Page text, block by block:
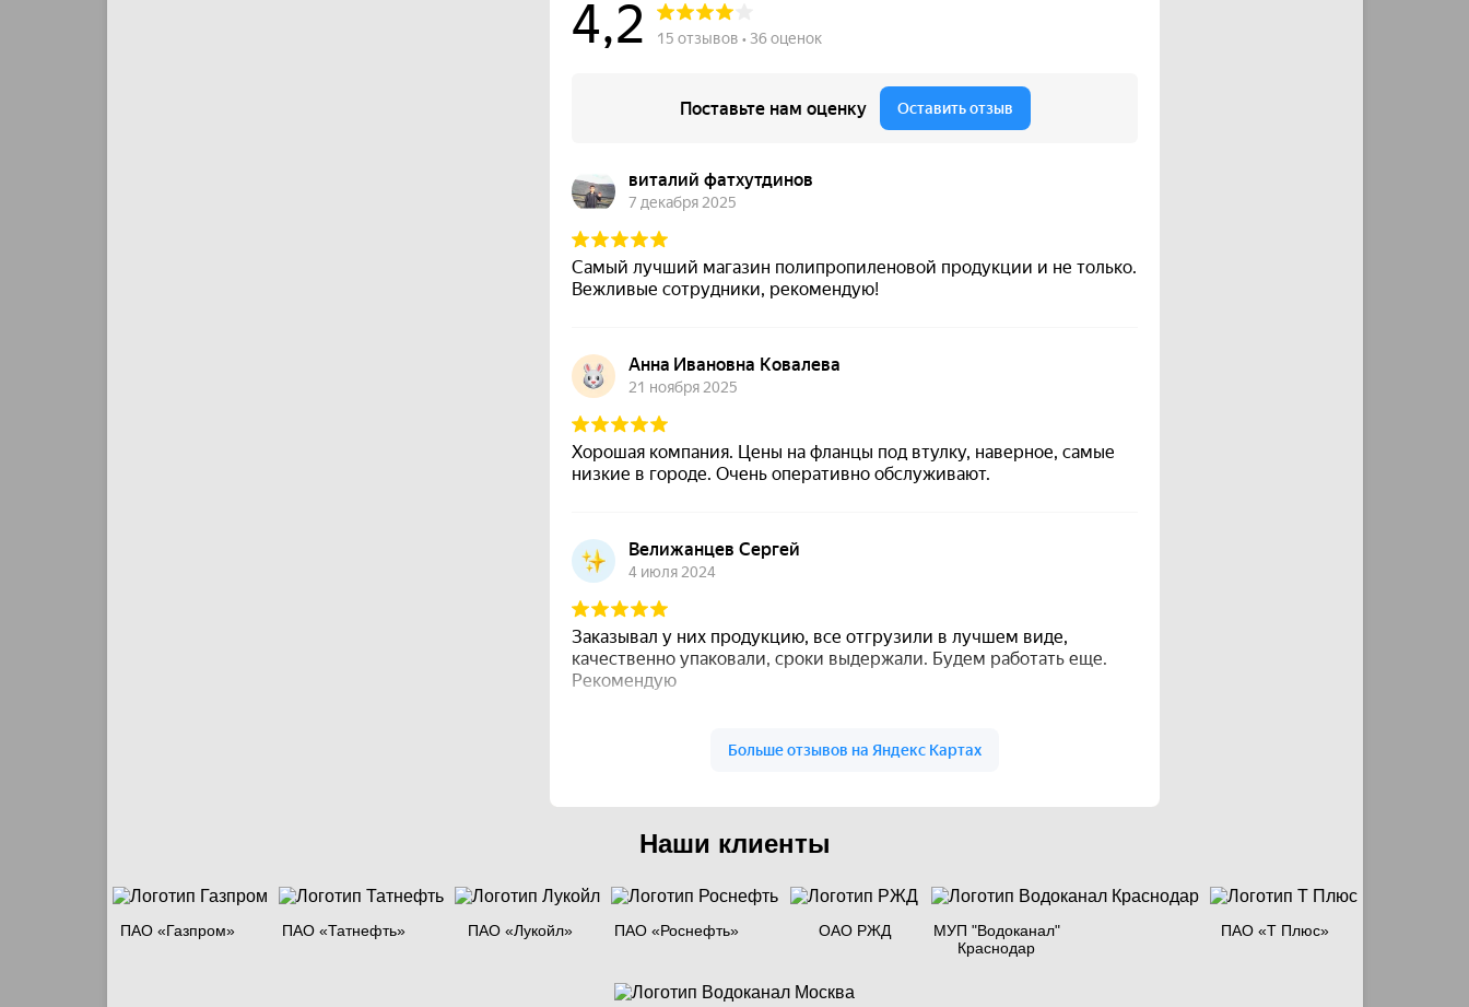
Наши клиенты
ПАО «Газпром» ПАО «Татнефть» ПАО «Лукойл» ПАО «Роснефть» ОАО РЖД
МУП "Водоканал"
Краснодар
ПАО «Т Плюс»